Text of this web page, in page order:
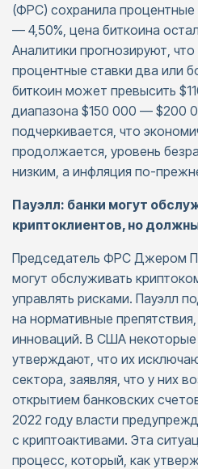
(ФРС) сохранила процентные
— 4,50%, цена биткоина
Аналитики прогнозируют,
процентные ставки два или
биткоин может превысить
диапазона $150 000 — $200
подчеркивается, что
продолжается, уровень
низким, а инфляция по-
Пауэлл: банки могут
криптоклиентов, но
Председатель ФРС Джером
могут обслуживать
управлять рисками. Пауэлл
на нормативные
инноваций. В США некоторые
утверждают, что их
сектора, заявляя, что у них
открытием банковских
2022 году власти
с криптоактивами. Эта
процесс, который, как